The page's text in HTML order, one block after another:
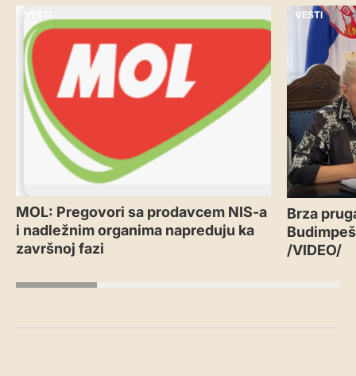
MOL: Pregovori sa prodavcem NIS-a
i nadležnim organima napreduju ka
završnoj fazi
VESTI
Brza
/VIDEO/